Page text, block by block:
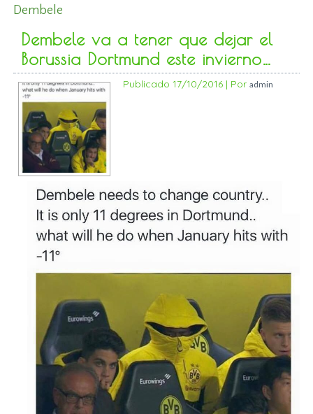
Dembele
Dembele va a tener que dejar el
Borussia Dortmund este invierno…
Publicado 17/10/2016 | Por admin